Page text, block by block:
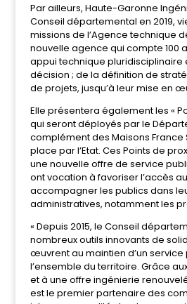
Par ailleurs, Haute-Garonne
Conseil départemental en 2019,
missions de l’Agence technique
nouvelle agence qui compte 100
appui technique pluridisciplinaire
décision ; de la définition de
de projets, jusqu’à leur mise en
Elle présentera également les «
qui seront déployés par le
complément des Maisons France
place par l’Etat. Ces Points de
une nouvelle offre de service
ont vocation à favoriser l’accès
accompagner les publics dans
administratives, notamment les
« Depuis 2015, le Conseil
nombreux outils innovants de
œuvrent au maintien d’un
l’ensemble du territoire. Grâce
et à une offre ingénierie
est le premier partenaire des